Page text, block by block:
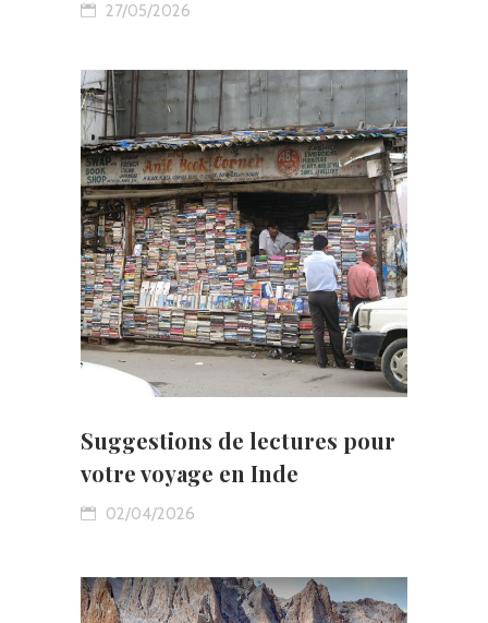
27/05/2026
Suggestions de lectures pour
votre voyage en Inde
02/04/2026